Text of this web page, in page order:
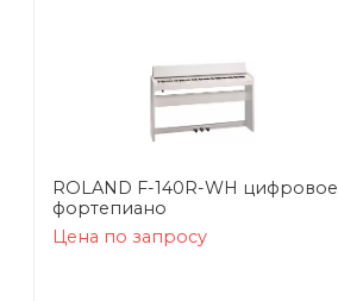
ROLAND F-140R-WH цифровое
фортепиано
Цена по запросу